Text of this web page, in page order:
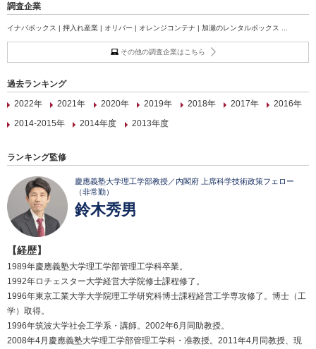
調査企業
イナバボックス | 押入れ産業 | オリバー | オレンジコンテナ | 加瀬のレンタルボックス ...
その他の調査企業はこちら
過去ランキング
2022年
2021年 2020年 2019年 2018年 2017年
2016年
2014-2015年
2014年度 2013年度
ランキング監修
慶應義塾大学理工学部教授／内閣府 上席科学技術政策フェロー
（非常勤）
鈴木秀男
【経歴】
1989年慶應義塾大学理工学部管理工学科卒業。
1992年ロチェスター大学経営大学院修士課程修了。
1996年東京工業大学大学院理工学研究科博士課程経営工学専攻修了。博士（工
学）取得。
1996年筑波大学社会工学系・講師。2002年6月同助教授。
2008年4月慶應義塾大学理工学部管理工学科・准教授。2011年4月同教授、現